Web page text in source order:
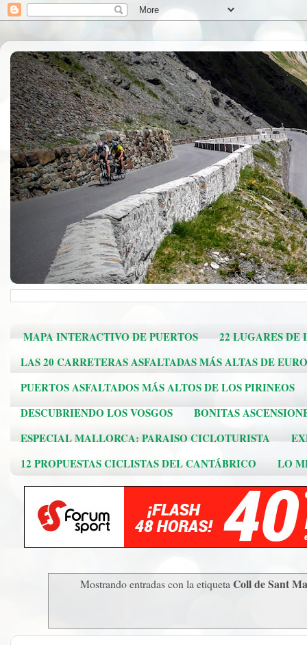
MAPA INTERACTIVO DE PUERTOS
22 LUGARES DE
LAS 20 CARRETERAS ASFALTADAS MÁS ALTAS DE
PUERTOS ASFALTADOS MÁS ALTOS DE LOS PIRINEOS
DESCUBRIENDO LOS VOSGOS
BONITAS
ESPECIAL MALLORCA: PARAISO CICLOTURISTA
12 PROPUESTAS CICLISTAS DEL CANTÁBRICO
LO
Mostrando entradas con la etiquetaColl de Sant